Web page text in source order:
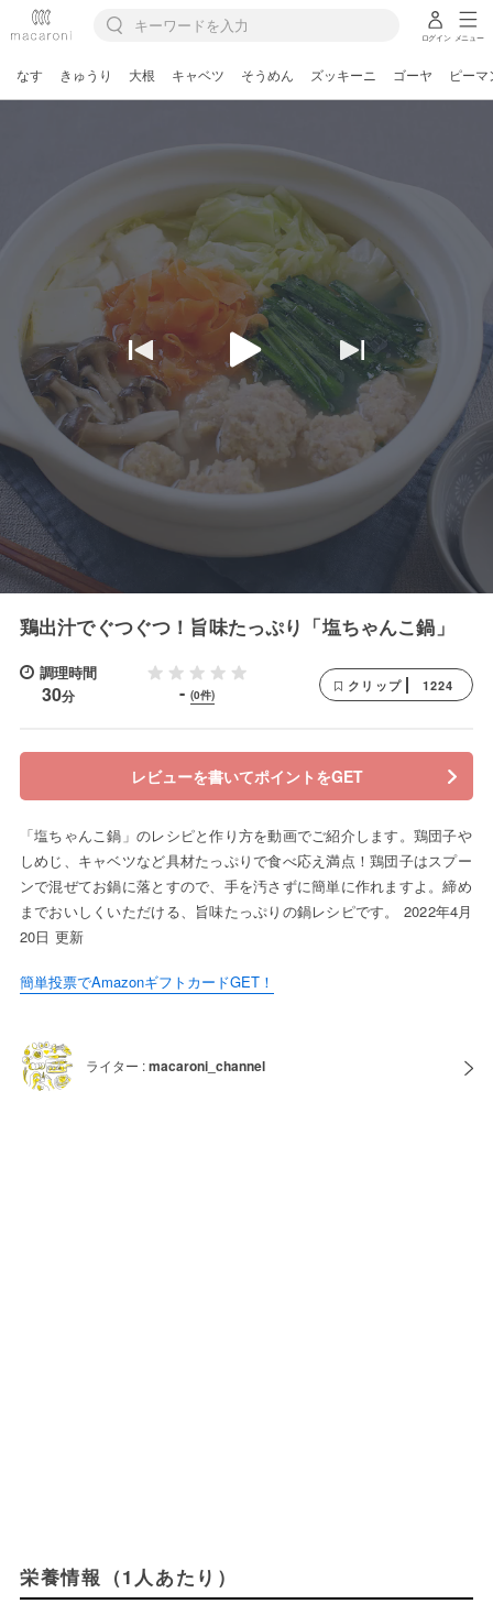
ログイン メニュー
なす きゅうり 大根 キャベツ そうめん ズッキーニ ゴーヤ ピーマ
鶏出汁でぐつぐつ！旨味たっぷり「塩ちゃんこ鍋」
調理時間
30分 - (0件)
クリップ 1224
レビューを書いてポイントをGET
「塩ちゃんこ鍋」のレシピと作り方を動画でご紹介します。鶏団子や
しめじ、キャベツなど具材たっぷりで食べ応え満点！鶏団子はスプー
ンで混ぜてお鍋に落とすので、手を汚さずに簡単に作れますよ。締め
までおいしくいただける、旨味たっぷりの鍋レシピです。 2022年4月
20日 更新
簡単投票でAmazonギフトカードGET！
ライター :macaroni_channel
栄養情報（1人あたり）